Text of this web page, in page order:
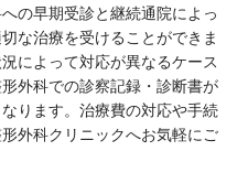
の早期受診と継続通院によっ
な治療を受けることができま
によって対応が異なるケース
外科での診察記録・診断書が
ります。治療費の対応や手続
外科クリニックへお気軽にご